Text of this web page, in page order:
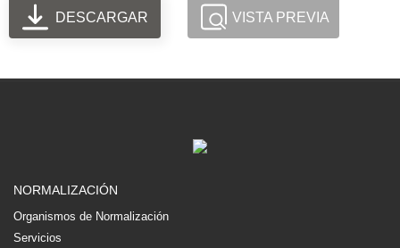
DESCARGAR VISTA PREVIA
NORMALIZACIÓN
Organismos de Normalización
Servicios